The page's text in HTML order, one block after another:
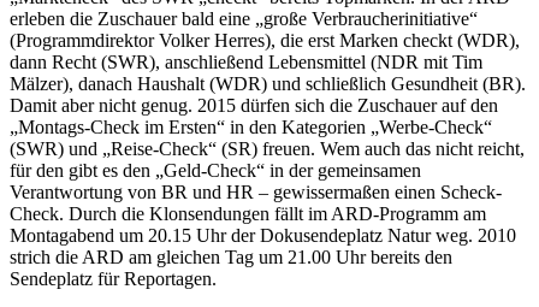
erleben die Zuschauer bald eine „große Verbraucherinitiative“
(Programmdirektor Volker Herres), die erst Marken checkt (WDR),
dann Recht (SWR), anschließend Lebensmittel (NDR mit Tim
Mälzer), danach Haushalt (WDR) und schließlich Gesundheit (BR).
Damit aber nicht genug. 2015 dürfen sich die Zuschauer auf den
„Montags-Check im Ersten“ in den Kategorien „Werbe-Check“
(SWR) und „Reise-Check“ (SR) freuen. Wem auch das nicht reicht,
für den gibt es den „Geld-Check“ in der gemeinsamen
Verantwortung von BR und HR – gewissermaßen einen Scheck-
Check. Durch die Klonsendungen fällt im ARD-Programm am
Montagabend um 20.15 Uhr der Dokusendeplatz Natur weg. 2010
strich die ARD am gleichen Tag um 21.00 Uhr bereits den
Sendeplatz für Reportagen.